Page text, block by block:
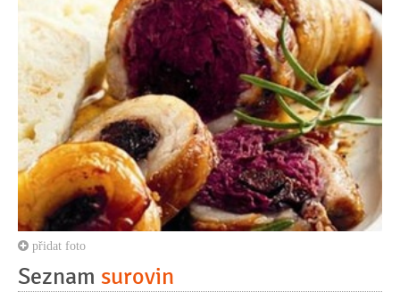
přidat foto
Seznam surovin